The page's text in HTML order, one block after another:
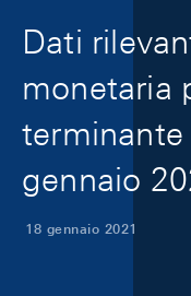
Dati
monetaria
gennaio
18 gennaio 2021